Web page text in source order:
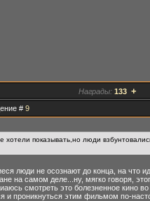
Награды: 133 +
# 9
хотели показывать,но люди
люди не осознают до конца, на что
на самом деле...ну, мягко говоря,
смотреть это болезненное кино
и проникнуться этим фильмом по-